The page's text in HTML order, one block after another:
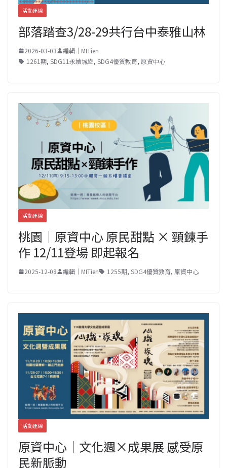
活動連線
部落踏查3/28-29共行台中泰雅山林
2026-03-03
編輯｜MITien
1261期, SDG11永續城鄉, SDG4優質教育, 原資中心
活動連線
桃園｜原資中心 原民甜點 × 頸鍊手
作 12/11登場 即起報名
2025-12-08 編輯｜MITien 1255期, SDG4優質教育, 原資中心
活動連線
原資中心｜文化週×成果展 感受原
民新脈動